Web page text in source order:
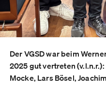
Der VGSD war beim
2025 gut vertreten
Mocke, Lars Bösel,